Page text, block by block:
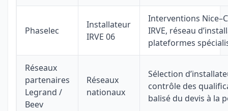
Phaselec
Installateur
IRVE 06
Interventions
IRVE, réseau
plateformes
Réseaux
partenaires
Legrand /
Beev
Réseaux
nationaux
Sélection
contrôle des
balisé du devis à la